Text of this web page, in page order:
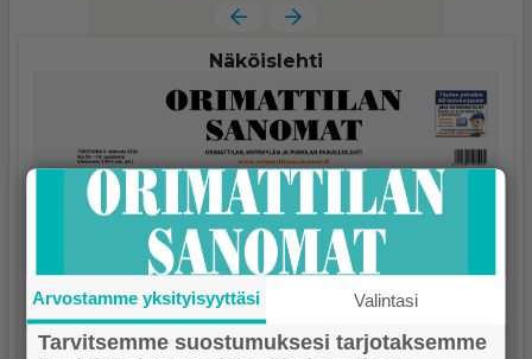
Näköislehti
Arvostamme yksityisyyttäsi Valintasi
Tarvitsemme suostumuksesi tarjotaksemme